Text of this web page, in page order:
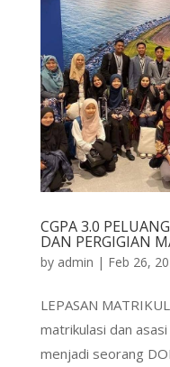
CGPA 3.0
DAN PERGIGIAN
by admin | Feb 26,
LEPASAN
matrikulasi dan
menjadi seorang